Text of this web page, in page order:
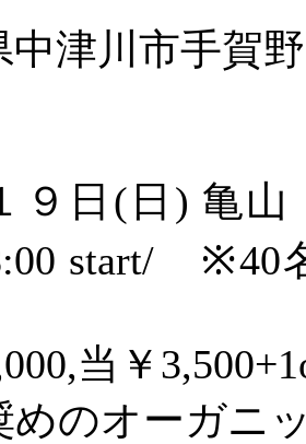
津川市手賀野
９日(日) 亀山
start/
当￥
のオーガニ